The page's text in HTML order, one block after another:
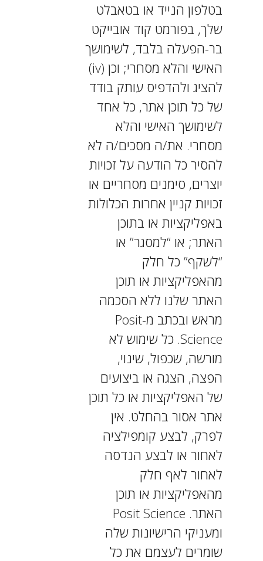
בטלפון הנייד או בטאבלט
שלך, בפורמט קוד אובייקט
בר-הפעלה בלבד, לשימושך
האישי והלא מסחרי; וכן (iv)
להציג ולהדפיס עותק בודד
של כל תוכן אתר, כל אחד
לשימושך האישי והלא
מסחרי. את/ה מסכים/ה לא
להסיר כל הודעה על זכויות
יוצרים, סימנים מסחריים או
זכויות קניין אחרות הכלולות
באפליקציות או בתוכן
האתר; או “למסגר” או
“לשקף” כל חלק
מהאפליקציות או תוכן
האתר שלנו ללא הסכמה
מראש ובכתב מ-Posit
Science. כל שימוש לא
מורשה, שכפול, שינוי,
הפצה, הצגה או ביצועים
של האפליקציות או כל תוכן
אתר אסור בהחלט. אין
לפרק, לבצע קומפילציה
לאחור או לבצע הנדסה
לאחור לאף חלק
מהאפליקציות או תוכן
האתר. Posit Science
ומעניקי הרישיונות שלה
שומרים לעצמם את כל